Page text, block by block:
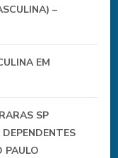
–
EM
SP
PAULO